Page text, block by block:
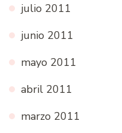
julio 2011
junio 2011
mayo 2011
abril 2011
marzo 2011